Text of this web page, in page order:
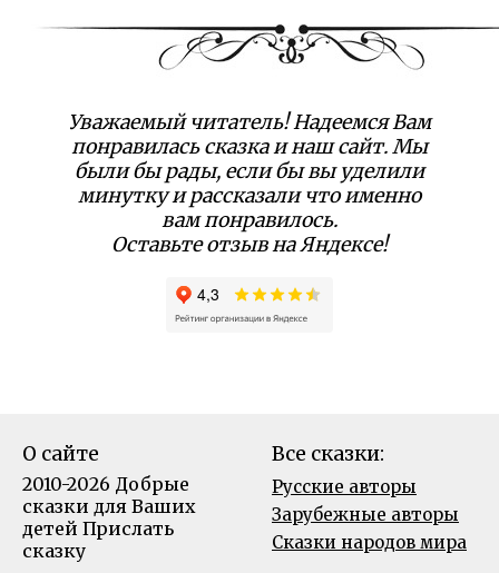
Уважаемый читатель! Надеемся Вам
понравилась сказка и наш сайт. Мы
были бы рады, если бы вы уделили
минутку и рассказали что именно
вам понравилось.
Оставьте отзыв на Яндексе!
О сайте
2010-2026 Добрые
сказки для Ваших
детей Прислать
сказку
Все сказки:
Русские авторы
Зарубежные авторы
Сказки народов мира